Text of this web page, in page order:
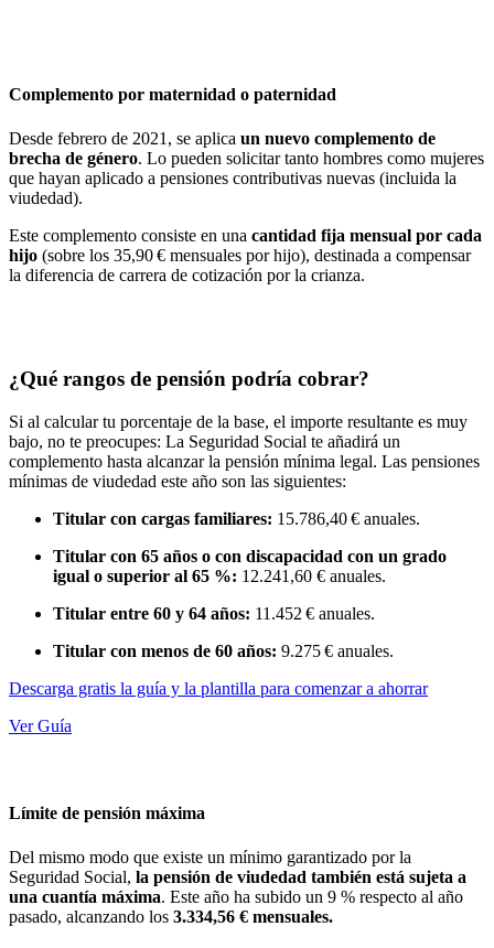
Complemento por maternidad o paternidad
Desde febrero de 2021, se aplica un nuevo complemento de
brecha de género. Lo pueden solicitar tanto hombres como mujeres
que hayan aplicado a pensiones contributivas nuevas (incluida la
viudedad).
Este complemento consiste en una cantidad fija mensual por cada
hijo (sobre los 35,90 € mensuales por hijo), destinada a compensar
la diferencia de carrera de cotización por la crianza.
¿Qué rangos de pensión podría cobrar?
Si al calcular tu porcentaje de la base, el importe resultante es muy
bajo, no te preocupes: La Seguridad Social te añadirá un
complemento hasta alcanzar la pensión mínima legal. Las pensiones
mínimas de viudedad este año son las siguientes:
Titular con cargas familiares: 15.786,40 € anuales.
Titular con 65 años o con discapacidad con un grado
igual o superior al 65 %: 12.241,60 € anuales.
Titular entre 60 y 64 años: 11.452 € anuales.
Titular con menos de 60 años: 9.275 € anuales.
Descarga gratis la guía y la plantilla para comenzar a ahorrar
Ver Guía
Límite de pensión máxima
Del mismo modo que existe un mínimo garantizado por la
Seguridad Social, la pensión de viudedad también está sujeta a
una cuantía máxima. Este año ha subido un 9 % respecto al año
pasado, alcanzando los 3.334,56 € mensuales.